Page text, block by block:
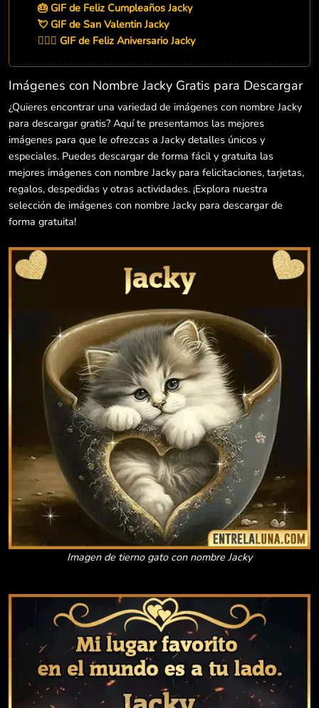
🎂 GIF de Feliz Cumpleaños Jacky
💘 GIF de San Valentin Jacky
👨‍❤️‍👨 GIF de Feliz Aniversario Jacky
Imágenes con Nombre Jacky Gratis para Descargar
¿Quieres encontrar una variedad de imágenes con nombre Jacky
para descargar gratis? Aquí te presentamos las mejores
imágenes para que le ofrezcas a Jacky detalles únicos y
especiales. Puedes descargar de forma fácil y gratuita las
mejores imágenes con nombre Jacky para felicitaciones, tarjetas,
regalos, despedidas y otras actividades. ¡Explora nuestra
selección de imágenes con nombre Jacky para descargar de
forma gratuita!
Imagen de tierno gato con nombre Jacky